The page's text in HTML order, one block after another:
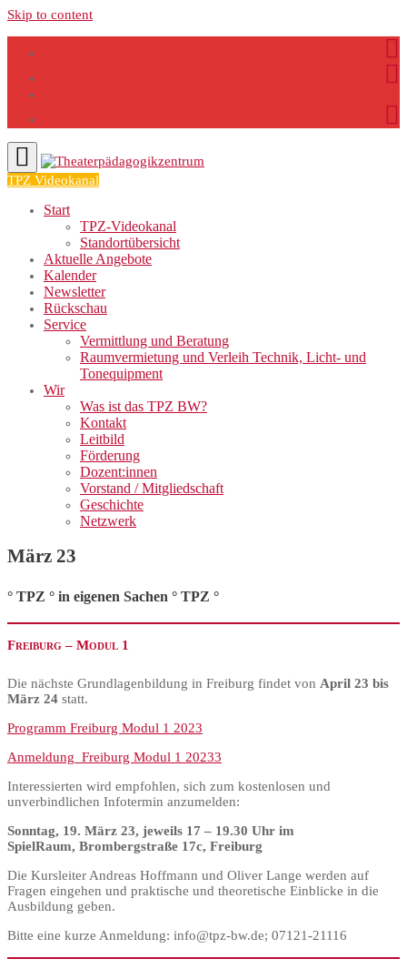
Skip to content
TPZ Videokanal
Start
TPZ-Videokanal
Standortübersicht
Aktuelle Angebote
Kalender
Newsletter
Rückschau
Service
Vermittlung und Beratung
Raumvermietung und Verleih Technik, Licht- und
Tonequipment
Wir
Was ist das TPZ BW?
Kontakt
Leitbild
Förderung
Dozent:innen
Vorstand / Mitgliedschaft
Geschichte
Netzwerk
März 23
° TPZ ° in eigenen Sachen ° TPZ °
Freiburg – Modul 1
Die nächste Grundlagenbildung in Freiburg findet von April 23 bis
März 24 statt.
Programm Freiburg Modul 1 2023
Anmeldung_Freiburg Modul 1 20233
Interessierten wird empfohlen, sich zum kostenlosen und
unverbindlichen Infotermin anzumelden:
Sonntag, 19. März 23, jeweils 17 – 19.30 Uhr im
SpielRaum, Brombergstraße 17c, Freiburg
Die Kursleiter Andreas Hoffmann und Oliver Lange werden auf
Fragen eingehen und praktische und theoretische Einblicke in die
Ausbildung geben.
Bitte eine kurze Anmeldung: info@tpz-bw.de; 07121-21116